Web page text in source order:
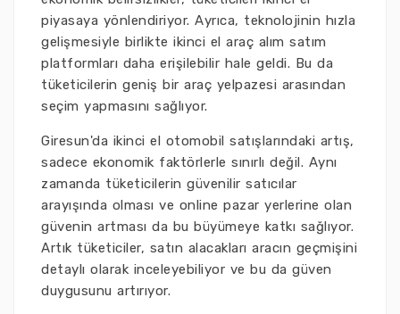
piyasaya yönlendiriyor. Ayrıca, teknolojinin hızla
gelişmesiyle birlikte ikinci el araç alım satım
platformları daha erişilebilir hale geldi. Bu da
tüketicilerin geniş bir araç yelpazesi arasından
seçim yapmasını sağlıyor.
Giresun'da ikinci el otomobil satışlarındaki artış,
sadece ekonomik faktörlerle sınırlı değil. Aynı
zamanda tüketicilerin güvenilir satıcılar
arayışında olması ve online pazar yerlerine olan
güvenin artması da bu büyümeye katkı sağlıyor.
Artık tüketiciler, satın alacakları aracın geçmişini
detaylı olarak inceleyebiliyor ve bu da güven
duygusunu artırıyor.